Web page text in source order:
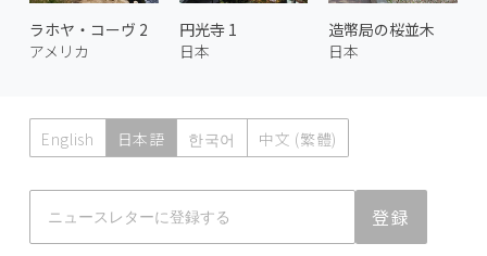
ラホヤ・コーヴ 2
アメリカ
円光寺 1
日本
造幣局の桜並木
日本
English 日本語 한국어 中文 (繁體)
登録